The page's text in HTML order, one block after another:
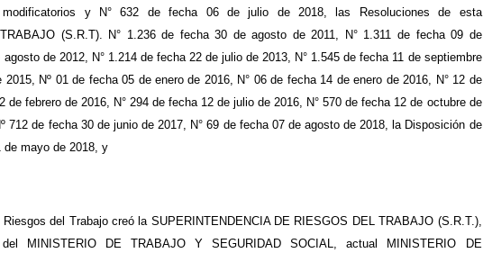
y N° 632 de fecha 06 de julio de 2018, las Resoluciones de esta
(S.R.T). N° 1.236 de fecha 30 de agosto de 2011, N° 1.311 de fecha 09 de
de 2012, N° 1.214 de fecha 22 de julio de 2013, N° 1.545 de fecha 11 de septiembre
Nº 01 de fecha 05 de enero de 2016, N° 06 de fecha 14 de enero de 2016, N° 12 de
de febrero de 2016, N° 294 de fecha 12 de julio de 2016, N° 570 de fecha 12 de octubre de
712 de fecha 30 de junio de 2017, N° 69 de fecha 07 de agosto de 2018, la Disposición de
de mayo de 2018, y
del Trabajo creó la SUPERINTENDENCIA DE RIESGOS DEL TRABAJO (S.R.T.),
MINISTERIO DE TRABAJO Y SEGURIDAD SOCIAL, actual MINISTERIO DE